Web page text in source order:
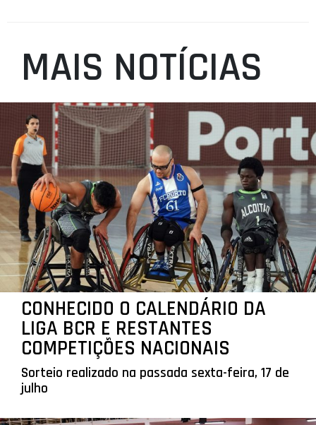
MAIS NOTÍCIAS
CONHECIDO O CALENDÁRIO DA
LIGA BCR E RESTANTES
COMPETIÇÕES NACIONAIS
Sorteio realizado na passada sexta-feira, 17 de
julho